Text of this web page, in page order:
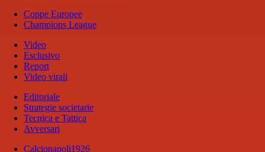
Coppe Europee
Champions League
Video
Esclusivo
Report
Video virali
Editoriale
Strategie societarie
Tecnica e Tattica
Avversari
Calcionapoli1926